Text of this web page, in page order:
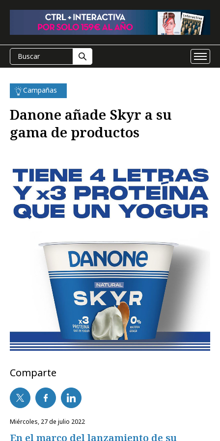
Campañas
Danone añade Skyr a su
gama de productos
Comparte
miércoles, 27 de julio 2022
En el marco del lanzamiento de su